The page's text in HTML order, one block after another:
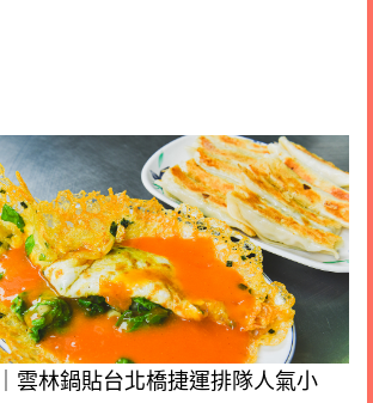
雲林鍋貼台北橋捷運排隊人氣小